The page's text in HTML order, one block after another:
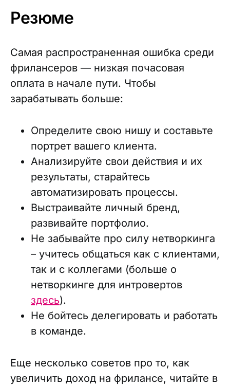
Резюме
Самая распространенная ошибка среди
фрилансеров — низкая почасовая
оплата в начале пути. Чтобы
зарабатывать больше:
Определите свою нишу и составьте
портрет вашего клиента.
Анализируйте свои действия и их
результаты, старайтесь
автоматизировать процессы.
Выстраивайте личный бренд,
развивайте портфолио.
Не забывайте про силу нетворкинга
– учитесь общаться как с клиентами,
так и с коллегами (больше о
нетворкинге для интровертов
здесь).
Не бойтесь делегировать и работать
в команде.
Еще несколько советов про то, как
увеличить доход на фрилансе, читайте в